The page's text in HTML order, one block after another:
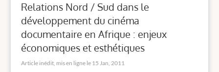
Relations Nord / Sud dans le
développement du cinéma
documentaire en Afrique : enjeux
économiques et esthétiques
15 Jan, 2011